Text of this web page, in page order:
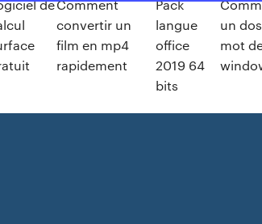
deComment
convertir un
film en mp4
rapidement
Pack
langue
office
2019 64
bits
un
mot